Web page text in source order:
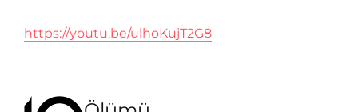
https://youtu.be/ulhoKujT2G8